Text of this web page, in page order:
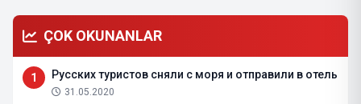
ÇOK OKUNANLAR
1 Русских туристов сняли с моря и отправили в отель
31.05.2020